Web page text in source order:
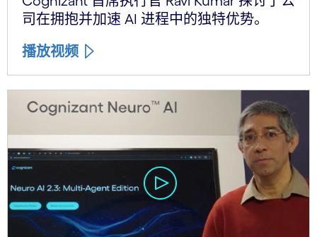
司在拥抱并加速 AI 进程中的独特优势。
播放视频